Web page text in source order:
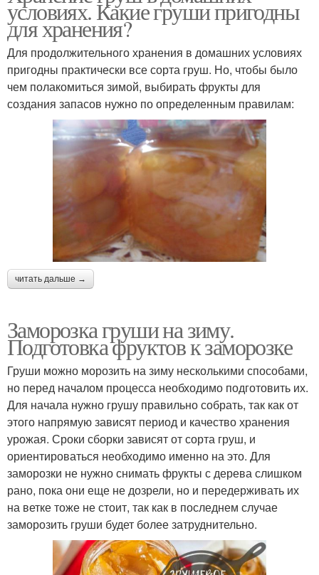
условиях. Какие груши пригодны
для хранения?
Для продолжительного хранения в домашних условиях
пригодны практически все сорта груш. Но, чтобы было
чем полакомиться зимой, выбирать фрукты для
создания запасов нужно по определенным правилам:
читать дальше →
Заморозка груши на зиму.
Подготовка фруктов к заморозке
Груши можно морозить на зиму несколькими способами,
но перед началом процесса необходимо подготовить их.
Для начала нужно грушу правильно собрать, так как от
этого напрямую зависят период и качество хранения
урожая. Сроки сборки зависят от сорта груш, и
ориентироваться необходимо именно на это. Для
заморозки не нужно снимать фрукты с дерева слишком
рано, пока они еще не дозрели, но и передерживать их
на ветке тоже не стоит, так как в последнем случае
заморозить груши будет более затруднительно.